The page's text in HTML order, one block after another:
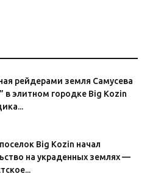
рейдерами земля Самусева
в элитном городке Big Kozin
Big Kozin начал
на украденных землях —